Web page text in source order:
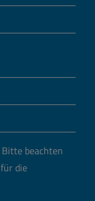
Bitte beachten
die